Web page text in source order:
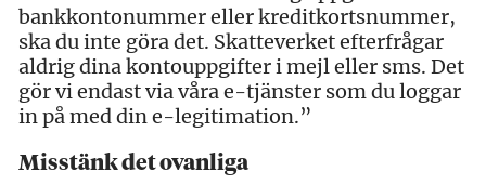
bankkontonummer eller kreditkortsnummer,
ska du inte göra det. Skatteverket efterfrågar
aldrig dina kontouppgifter i mejl eller sms. Det
gör vi endast via våra e-tjänster som du loggar
in på med din e-legitimation.”
Misstänk det ovanliga